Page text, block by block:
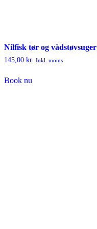
Nilfisk tør og vådstøvsuger
145,00 kr. Inkl. moms
Book nu